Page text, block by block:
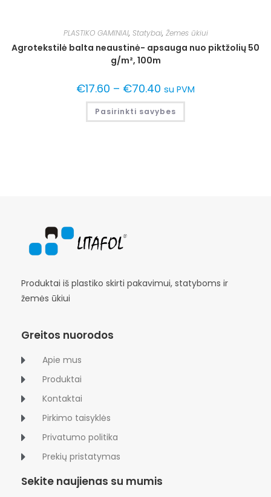
PLASTIKO GAMINIAI, Statybai, Žemes ūkiui
Agrotekstilė balta neaustinė- apsauga nuo piktžolių 50
g/m², 100m
€17.60 – €70.40 su PVM
Pasirinkti savybes
Produktai iš plastiko skirti pakavimui, statyboms ir
žemės ūkiui
Greitos nuorodos
Apie mus
Produktai
Kontaktai
Pirkimo taisyklės
Privatumo politika
Prekių pristatymas
Sekite naujienas su mumis